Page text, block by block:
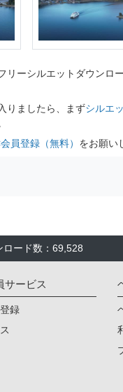
リーシルエットダウン
りましたら、まずシルエ
員登録（無料） をお願い
ロード数：69,528
サービス
録